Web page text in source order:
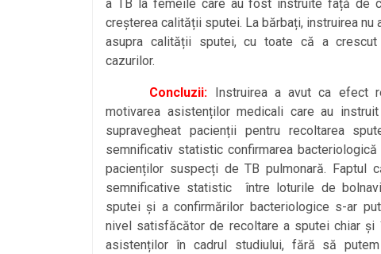
a TB la femeile care au fost instruite față de
creșterea calității sputei. La bărbați, instruirea nu
asupra calității sputei, cu toate că a crescut
cazurilor.
Concluzii: Instruirea a avut ca efect
motivarea asistenților medicali care au
supravegheat pacienții pentru recoltarea
semnificativ statistic confirmarea bacteriologică
pacienților suspecți de TB pulmonară. Faptul
semnificative statistic între loturile de
sputei și a confirmărilor bacteriologice s-ar
nivel satisfăcător de recoltare a sputei chiar și
asistenților în cadrul studiului, fără să